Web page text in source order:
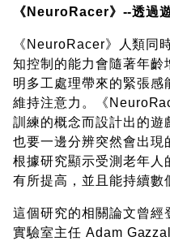
《NeuroRacer》--透過
《NeuroRacer》人類同
知控制的能力會隨著年齡
明多工處理帶來的緊張感
維持注意力。《
訓練的概念而設計出的遊
也要一邊分辨突然會出現
根據研究顯示受測老年人
有所提高，並且能持續數
這個研究的相關論文曾
實驗室主任 Adam